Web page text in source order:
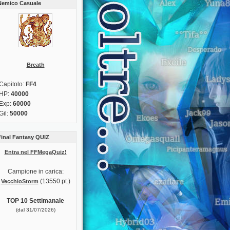
Casuale
Breath
FF4
HP: 40000
Exp: 60000
50000
Fantasy QUIZ
Entra nel FFMegaQuiz!
Campione in carica:
VecchioStorm (13550 pt.)
TOP 10 Settimanale
(dal 31/07/2026)